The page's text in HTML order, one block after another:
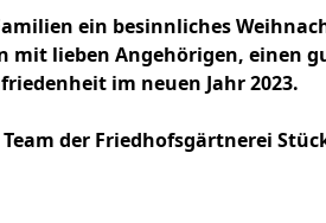
ein besinnliches
lieben Angehörigen, einen
im neuen Jahr 2023.
der Friedhofsgärtnerei